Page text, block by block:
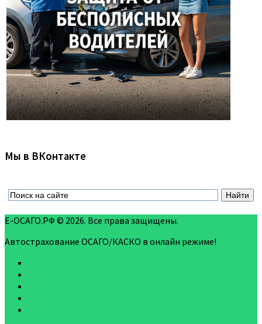
Мы в ВКонтакте
Е-ОСАГО.РФ © 2026. Все права защищены.
Автострахование ОСАГО/КАСКО в онлайн режиме!